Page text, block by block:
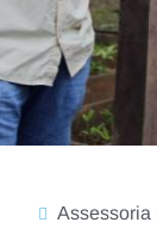
Assessoria